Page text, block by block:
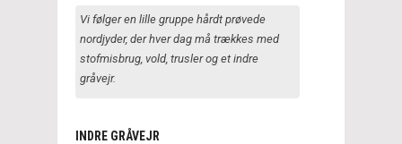
Vi følger en lille gruppe hårdt prøvede
nordjyder, der hver dag må trækkes med
stofmisbrug, vold, trusler og et indre
gråvejr.
INDRE GRÅVEJR